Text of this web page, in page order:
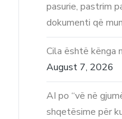
pasurie, pastrim
dokumenti që
Cila është kënga
August 7, 2026
AI po “vë në
shqetësime për